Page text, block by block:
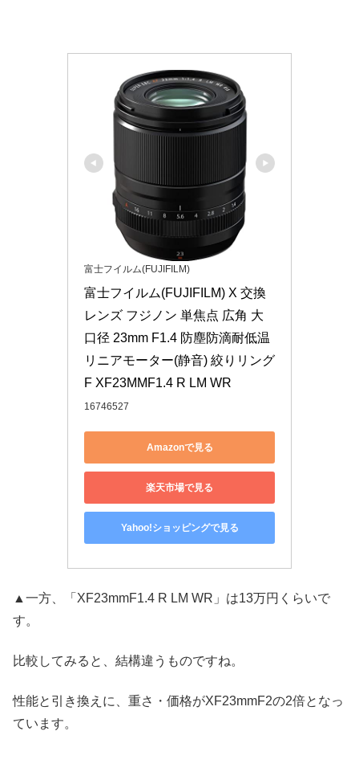
富士フイルム(FUJIFILM)
富士フイルム(FUJIFILM) X 交換
レンズ フジノン 単焦点 広角 大
口径 23mm F1.4 防塵防滴耐低温
リニアモーター(静音) 絞りリング
F XF23MMF1.4 R LM WR
16746527
Amazonで見る
楽天市場で見る
Yahoo!ショッピングで見る
▲一方、「XF23mmF1.4 R LM WR」は13万円くらいで
す。
比較してみると、結構違うものですね。
性能と引き換えに、重さ・価格がXF23mmF2の2倍となっ
ています。